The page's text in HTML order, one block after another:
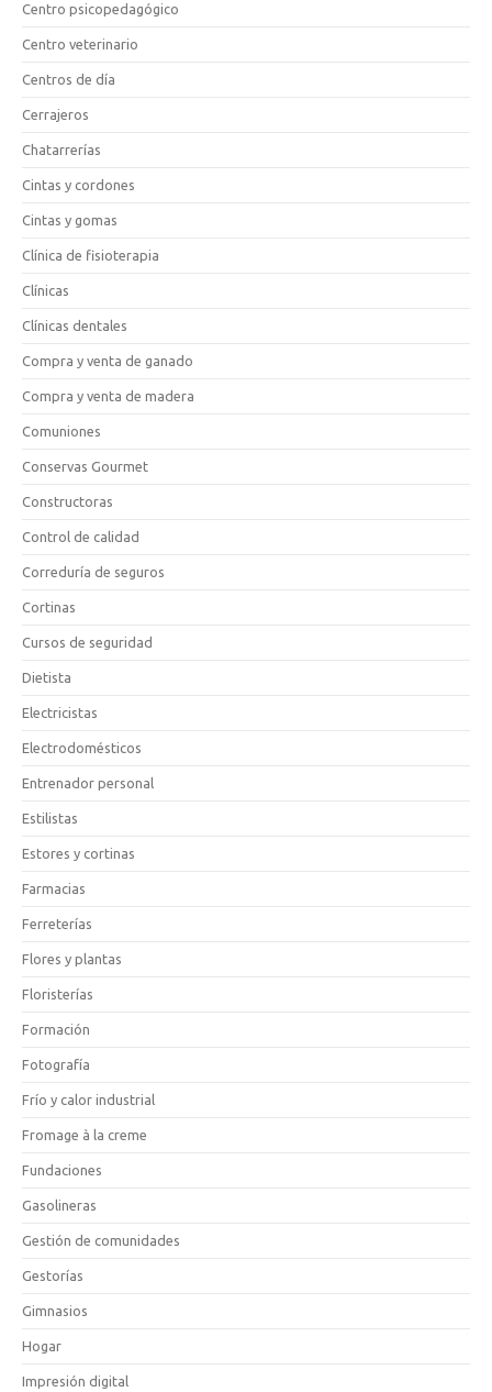
Centro psicopedagógico
Centro veterinario
Centros de día
Cerrajeros
Chatarrerías
Cintas y cordones
Cintas y gomas
Clínica de fisioterapia
Clínicas
Clínicas dentales
Compra y venta de ganado
Compra y venta de madera
Comuniones
Conservas Gourmet
Constructoras
Control de calidad
Correduría de seguros
Cortinas
Cursos de seguridad
Dietista
Electricistas
Electrodomésticos
Entrenador personal
Estilistas
Estores y cortinas
Farmacias
Ferreterías
Flores y plantas
Floristerías
Formación
Fotografía
Frío y calor industrial
Fromage à la creme
Fundaciones
Gasolineras
Gestión de comunidades
Gestorías
Gimnasios
Hogar
Impresión digital